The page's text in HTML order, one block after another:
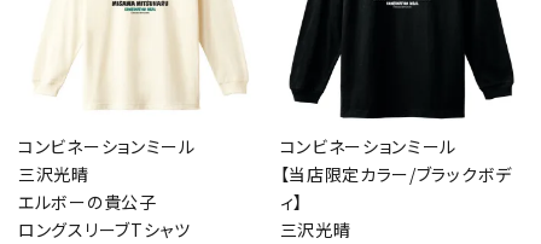
コンビネーションミール
三沢光晴
エルボーの貴公子
ロングスリーブTシャツ
コンビネーションミール
【当店限定カラー/ブラックボデ
ィ】
三沢光晴